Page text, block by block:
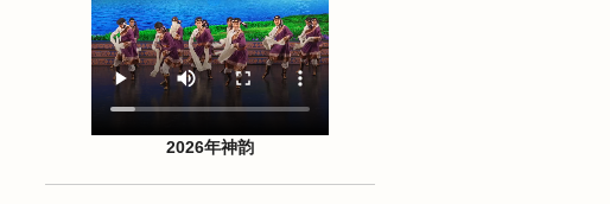
2026年神韵